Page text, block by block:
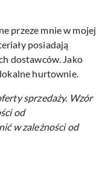
przeze mnie w mojej
posiadają
dostawców. Jako
hurtownie.
sprzedaży. Wzór
od
w zależności od